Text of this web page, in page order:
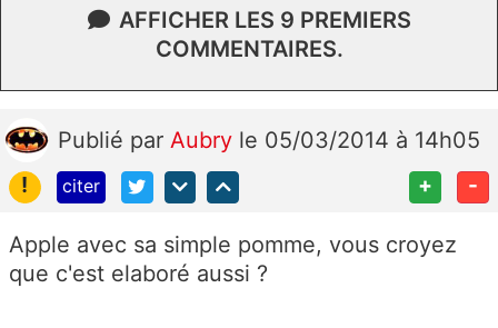
AFFICHER LES 9 PREMIERS
COMMENTAIRES.
Publié par Aubry le 05/03/2014 à 14h05
!
citer + -
Apple avec sa simple pomme, vous croyez
que c'est elaboré aussi ?